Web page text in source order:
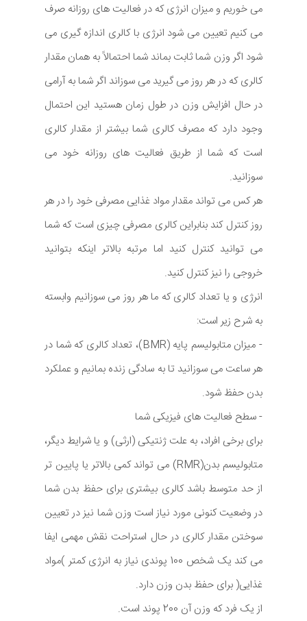
می خوریم و میزان انرژی که در فعالیت های روزانه صرف
می کنیم تعیین می شود انرژی با کالری اندازه گیری می
شود اگر وزن شما ثابت بماند شما احتمالاً به همان مقدار
کالری که در هر روز می گیرید می سوزاند اگر شما به آرامی
در حال افزایش وزن در طول زمان هستید این احتمال
وجود دارد که مصرف کالری شما بیشتر از مقدار کالری
است که شما از طریق فعالیت های روزانه خود می
سوزانید.
هر کس می تواند مقدار مواد غذایی مصرفی خود را در هر
روز کنترل کند بنابراین کالری مصرفی چیزی است که شما
می توانید کنترل کنید اما مرتبه بالاتر اینکه بتوانید
خروجی را نیز کنترل کنید.
انرژی و یا تعداد کالری که ما هر روز می سوزانیم وابسته
به شرح زیر است:
- میزان متابولیسم پایه (BMR)، تعداد کالری که شما در
هر ساعت می سوزانید تا به سادگی زنده بمانیم و عملکرد
بدن حفظ شود.
- سطح فعالیت های فیزیکی شما
برای برخی افراد، به علت ژنتیکی (ارثی) و یا شرایط دیگر،
متابولیسم بدن(RMR) می تواند کمی بالاتر یا پایین تر
از حد متوسط باشد کالری بیشتری برای حفظ بدن شما
در وضعیت کنونی مورد نیاز است وزن شما نیز در تعیین
سوختن مقدار کالری در حال استراحت نقش مهمی ایفا
می کند یک شخص 100 پوندی نیاز به انرژی کمتر )مواد
غذایی( برای حفظ بدن وزن دارد.
از یک فرد که وزن آن 200 پوند است.